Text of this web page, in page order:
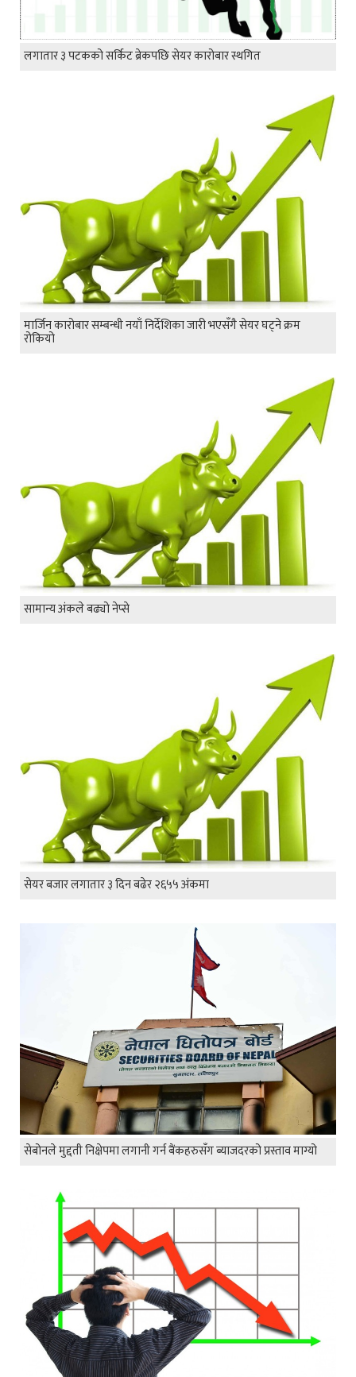
लगातार ३ पटकको सर्किट ब्रेकपछि सेयर कारोबार स्थगित
मार्जिन कारोबार सम्बन्धी नयाँ निर्देशिका जारी भएसँगै सेयर घट्ने क्रम
रोकियो
सामान्य अंकले बढ्यो नेप्से
सेयर बजार लगातार ३ दिन बढेर २६५५ अंकमा
सेबोनले मुद्दती निक्षेपमा लगानी गर्न बैंकहरुसँग ब्याजदरको प्रस्ताव माग्यो